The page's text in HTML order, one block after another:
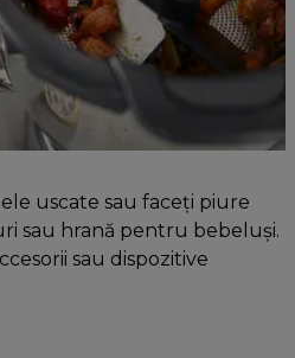
uscate sau faceți piure
sau hrană pentru bebeluși.
sau dispozitive